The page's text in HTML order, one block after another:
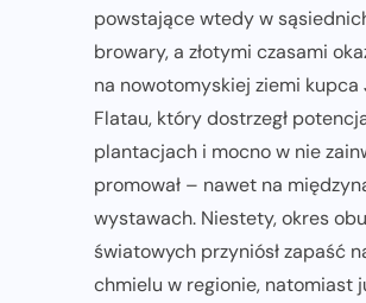
powstające wtedy w
browary, a złotymi czasami
na nowotomyskiej ziemi kupca
Flatau, który dostrzegł
plantacjach i mocno w nie
promował – nawet na
wystawach. Niestety, okres
światowych przyniósł zapaść
chmielu w regionie, natomiast